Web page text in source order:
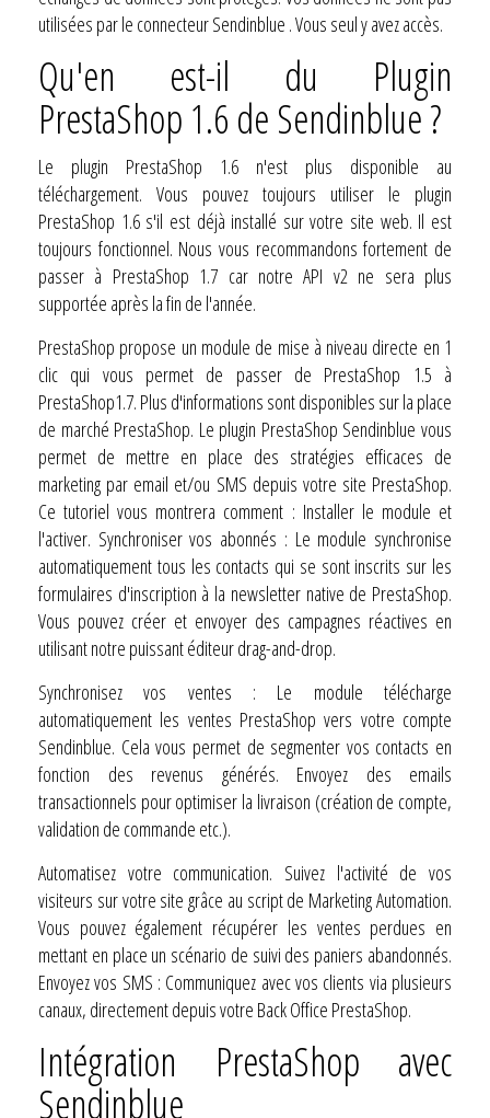
utilisées par le connecteur Sendinblue . Vous seul y avez accès.
Qu'en est-il du Plugin
PrestaShop 1.6 de Sendinblue ?
Le plugin PrestaShop 1.6 n'est plus disponible au
téléchargement. Vous pouvez toujours utiliser le plugin
PrestaShop 1.6 s'il est déjà installé sur votre site web. Il est
toujours fonctionnel. Nous vous recommandons fortement de
passer à PrestaShop 1.7 car notre API v2 ne sera plus
supportée après la fin de l'année.
PrestaShop propose un module de mise à niveau directe en 1
clic qui vous permet de passer de PrestaShop 1.5 à
PrestaShop1.7. Plus d'informations sont disponibles sur la place
de marché PrestaShop. Le plugin PrestaShop Sendinblue vous
permet de mettre en place des stratégies efficaces de
marketing par email et/ou SMS depuis votre site PrestaShop.
Ce tutoriel vous montrera comment : Installer le module et
l'activer. Synchroniser vos abonnés : Le module synchronise
automatiquement tous les contacts qui se sont inscrits sur les
formulaires d'inscription à la newsletter native de PrestaShop.
Vous pouvez créer et envoyer des campagnes réactives en
utilisant notre puissant éditeur drag-and-drop.
Synchronisez vos ventes : Le module télécharge
automatiquement les ventes PrestaShop vers votre compte
Sendinblue. Cela vous permet de segmenter vos contacts en
fonction des revenus générés. Envoyez des emails
transactionnels pour optimiser la livraison (création de compte,
validation de commande etc.).
Automatisez votre communication. Suivez l'activité de vos
visiteurs sur votre site grâce au script de Marketing Automation.
Vous pouvez également récupérer les ventes perdues en
mettant en place un scénario de suivi des paniers abandonnés.
Envoyez vos SMS : Communiquez avec vos clients via plusieurs
canaux, directement depuis votre Back Office PrestaShop.
Intégration PrestaShop avec
Sendinblue